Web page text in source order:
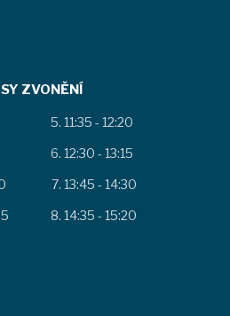
ZVONĚNÍ
11:35 - 12:20
12:30 - 13:15
13:45 - 14:30
14:35 - 15:20